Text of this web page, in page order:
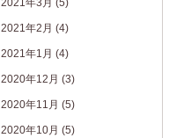
2021年3月 (5)
2021年2月 (4)
2021年1月 (4)
2020年12月 (3)
2020年11月 (5)
2020年10月 (5)